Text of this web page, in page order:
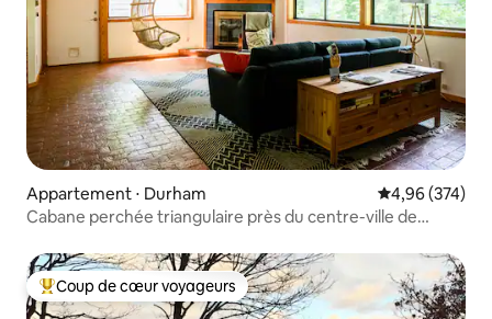
Appartement ⋅ Durham Évaluation
4,96 (374)
Cabane perchée triangulaire près du centre-ville de
Coups de cœur voyageurs les plus appréciés
Coup de cœur voyageurs